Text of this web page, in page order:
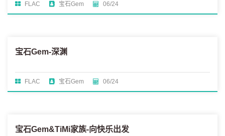
FLAC 宝石Gem 06/24
宝石Gem-深渊
FLAC 宝石Gem 06/24
宝石Gem&TiMi家族-向快乐出发